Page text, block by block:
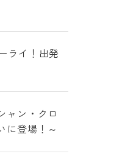
ライ！出発
ャン・クロ
に登場！～